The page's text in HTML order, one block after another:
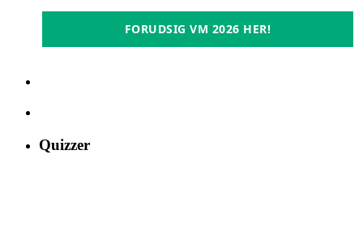
FORUDSIG VM 2026 HER!
Quizzer